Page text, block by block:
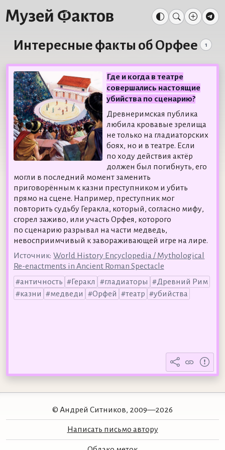
Интересные факты об Орфее 1
Где и когда в театре
совершались настоящие
убийства по сценарию?
Древнеримская публика
любила кровавые зрелища
не только на гладиаторских
боях, но и в театре. Если
по ходу действия актёр
должен был погибнуть, его
могли в последний момент заменить
приговорённым к казни преступником и убить
прямо на сцене. Например, преступник мог
повторить судьбу Геракла, который, согласно мифу,
сгорел заживо, или участь Орфея, которого
по сценарию разрывал на части медведь,
невосприимчивый к завораживающей игре на лире.
Источник: World History Encyclopedia / Mythological
Re-enactments in Ancient Roman Spectacle
античность
Геракл гладиаторы
Древний Рим
казни
медведи Орфей театр убийства
© Андрей Ситников, 2009—2026
Написать письмо автору